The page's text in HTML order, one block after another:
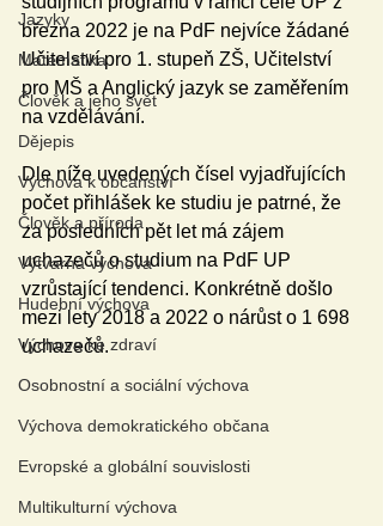
Jazyky
Matematika
Člověk a jeho svět
Dějepis
Výchova k občanství
Člověk a příroda
Výtvarná výchova
Hudební výchova
Výchova ke zdraví
Osobnostní a sociální výchova
Výchova demokratického občana
Evropské a globální souvislosti
Multikulturní výchova
března 2022 je na PdF nejvíce žádané
Učitelství pro 1. stupeň ZŠ, Učitelství
pro MŠ a Anglický jazyk se zaměřením
na vzdělávání.
Dle níže uvedených čísel vyjadřujících
počet přihlášek ke studiu je patrné, že
za posledních pět let má zájem
uchazečů o studium na PdF UP
vzrůstající tendenci. Konkrétně došlo
mezi lety 2018 a 2022 o nárůst o 1 698
uchazečů.